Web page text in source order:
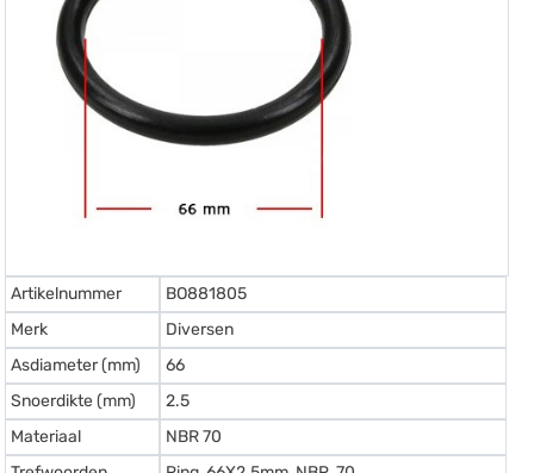
Artikelnummer
BO881805
Merk
Diversen
Asdiameter (mm)
66
Snoerdikte (mm)
2.5
Materiaal
NBR 70